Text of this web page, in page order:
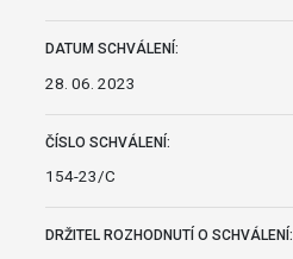
DATUM SCHVÁLENÍ:
28. 06. 2023
ČÍSLO SCHVÁLENÍ:
154-23/C
DRŽITEL ROZHODNUTÍ O SCHVÁLENÍ: